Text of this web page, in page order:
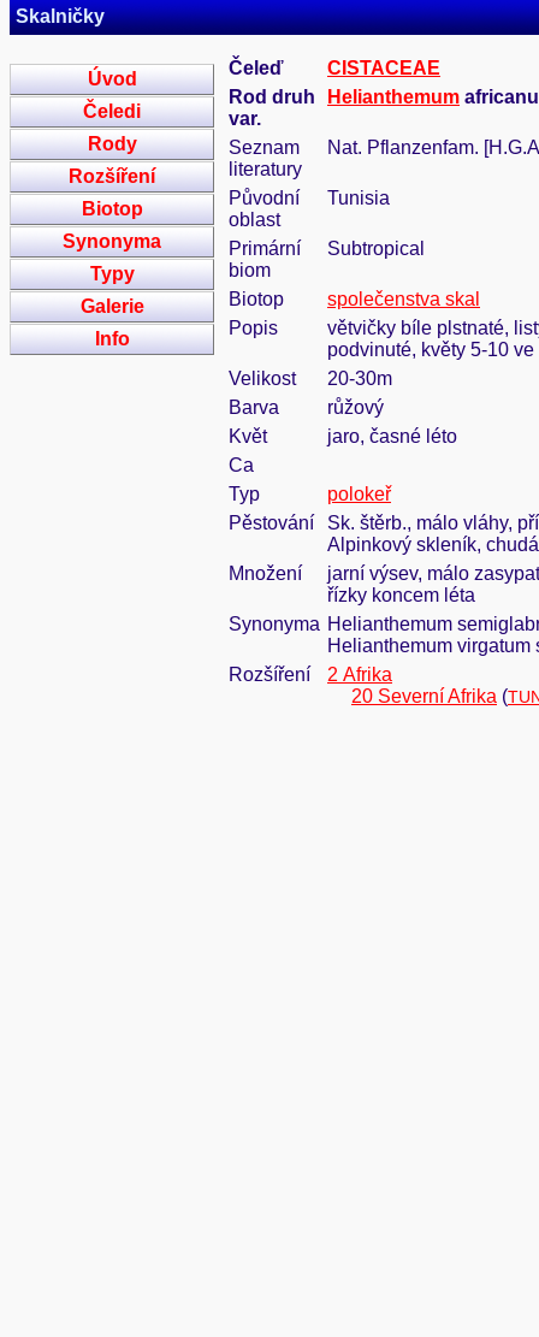
Skalničky
Úvod
Čeledi
Rody
Rozšíření
Biotop
Synonyma
Typy
Galerie
Info
Čeleď
CISTACEAE
Rod druh
var.
Helianthemum
Seznam
literatury
Nat. Pflanzenfam.
Původní
oblast
Tunisia
Primární
biom
Subtropical
Biotop
společenstva skal
Popis
větvičky bíle plstnaté,
podvinuté, květy 5-10
Velikost
20-30m
Barva
růžový
Květ
jaro, časné léto
Ca
Typ
polokeř
Pěstování
Sk. štěrb., málo vláhy,
Alpinkový skleník,
Množení
jarní výsev, málo
řízky koncem léta
Synonyma Helianthemum
Helianthemum virgatum
Rozšíření
2 Afrika
20 Severní Afrika (